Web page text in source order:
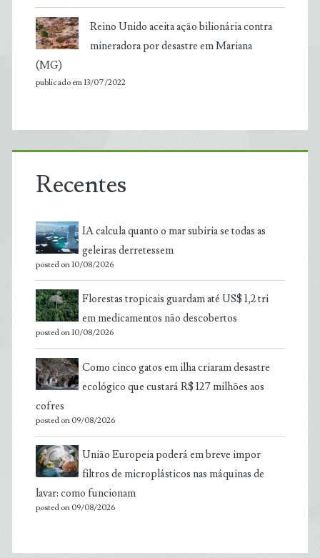
Reino Unido aceita ação bilionária contra
mineradora por desastre em Mariana
(MG)
publicado em 13/07/2022
Recentes
IA calcula quanto o mar subiria se todas as
geleiras derretessem
posted on 10/08/2026
Florestas tropicais guardam até US$ 1,2 tri
em medicamentos não descobertos
posted on 10/08/2026
Como cinco gatos em ilha criaram desastre
ecológico que custará R$ 127 milhões aos
cofres
posted on 09/08/2026
União Europeia poderá em breve impor
filtros de microplásticos nas máquinas de
lavar: como funcionam
posted on 09/08/2026